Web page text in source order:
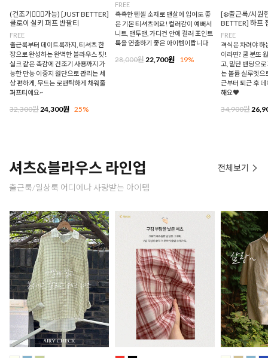
(건조기🙆🏻‍♀️가능) [JUST BETTER]
클로이 실키 퍼프 반팔티
FREE
출근룩부터 데이트룩까지, 티셔츠 한
장으로 완성하는 완벽한 블라우스 핏!
실크 같은 촉감에 건조기 사용까지 가
능한 만능 이중지 원단으로 관리는 세
상 편하게, 무드는 로맨틱하게 채워줄
퍼프티예요~
32,300원24,300원 25%
FREE
촉촉한 텐셀 소재로 맨살에 입어도 좋
은 기본 티셔츠에요! 컬러감이 예뻐서
니트, 맨투맨, 가디건 안에 컬러 포인트
룩을 연출하기 좋은 아이템이랍니다
28,000원22,700원 19%
[❄️출근룩/시원
BETTER] 하프
FREE
격식은 차려야 하
이라면? 쿨 분또
고, 밑단 밴딩으
는 볼륨 실루엣으
근부터 퇴근 후
해요♥
34,900원
셔츠&블라우스 라인업
출근룩/일상룩 어디에나 사랑받는 아이템
전체보기